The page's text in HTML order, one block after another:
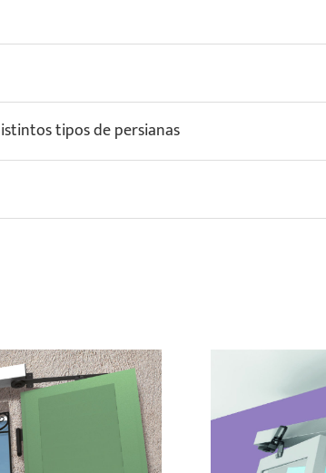
tipos de persianas